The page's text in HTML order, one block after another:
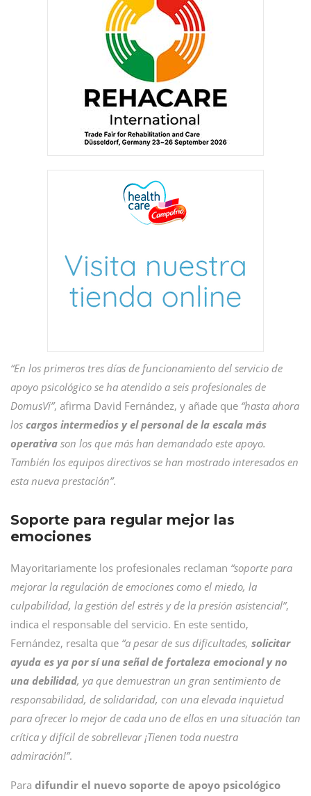
“En los primeros tres días de funcionamiento del servicio de
apoyo psicológico se ha atendido a seis profesionales de
DomusVi”, afirma David Fernández, y añade que “hasta ahora
los cargos intermedios y el personal de la escala más
operativa son los que más han demandado este apoyo.
También los equipos directivos se han mostrado interesados en
esta nueva prestación”.
Soporte para regular mejor las
emociones
Mayoritariamente los profesionales reclaman “soporte para
mejorar la regulación de emociones como el miedo, la
culpabilidad, la gestión del estrés y de la presión asistencial”,
indica el responsable del servicio. En este sentido,
Fernández, resalta que “a pesar de sus dificultades, solicitar
ayuda es ya por sí una señal de fortaleza emocional y no
una debilidad, ya que demuestran un gran sentimiento de
responsabilidad, de solidaridad, con una elevada inquietud
para ofrecer lo mejor de cada uno de ellos en una situación tan
crítica y difícil de sobrellevar ¡Tienen toda nuestra
admiración!”.
Para difundir el nuevo soporte de apoyo psicológico